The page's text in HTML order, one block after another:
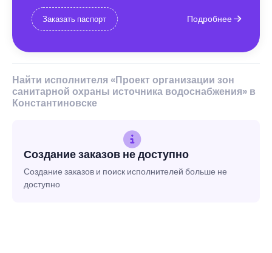
Заказать паспорт Подробнее
Найти исполнителя «Проект организации зон
санитарной охраны источника водоснабжения» в
Константиновске
Создание заказов не доступно
Создание заказов и поиск исполнителей больше не
доступно